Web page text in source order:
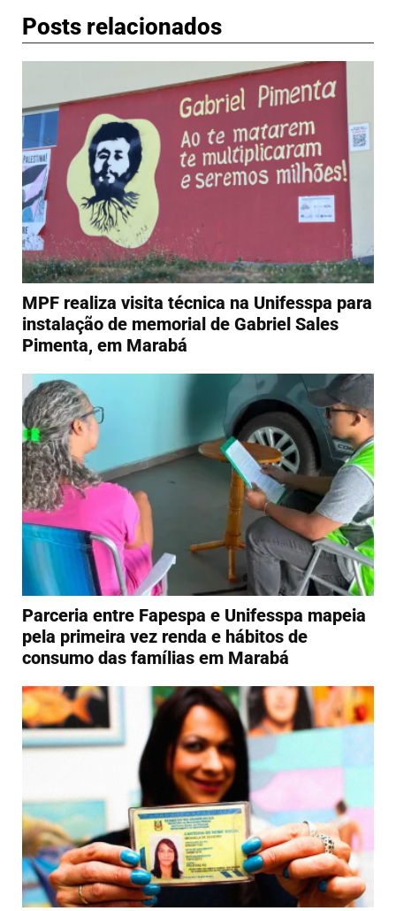
Posts relacionados
MPF realiza visita técnica na Unifesspa para
instalação de memorial de Gabriel Sales
Pimenta, em Marabá
Parceria entre Fapespa e Unifesspa mapeia
pela primeira vez renda e hábitos de
consumo das famílias em Marabá